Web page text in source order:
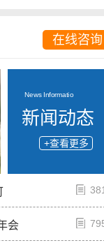
在线咨询
News Informatio
新闻动态
+查看更多
会